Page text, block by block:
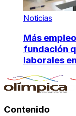
Noticias
Más
fundación
laborales
Contenido